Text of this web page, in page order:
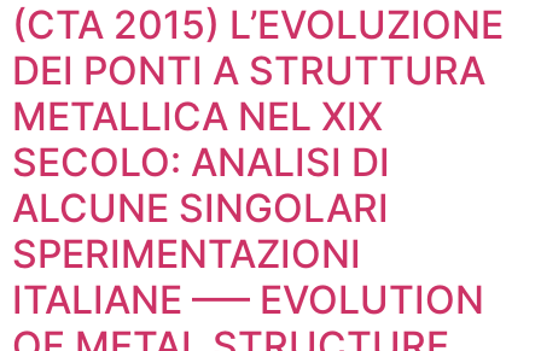
(CTA 2015) L’EVOLUZIONE
DEI PONTI A STRUTTURA
METALLICA NEL XIX
SECOLO: ANALISI DI
ALCUNE SINGOLARI
SPERIMENTAZIONI
ITALIANE —– EVOLUTION